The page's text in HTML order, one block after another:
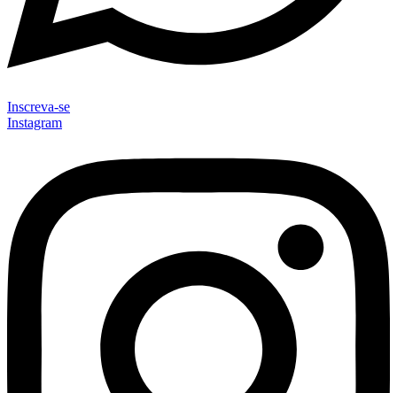
Inscreva-se
Instagram